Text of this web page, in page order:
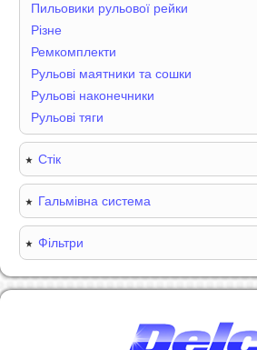
Пильовики рульової рейки
Різне
Ремкомплекти
Рульові маятники та сошки
Рульові наконечники
Рульові тяги
Стік
Гальмівна система
Фільтри